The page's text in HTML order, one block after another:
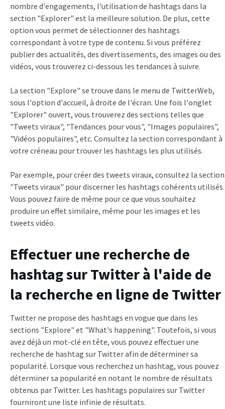
nombre d'engagements, l'utilisation de hashtags dans la
section "Explorer" est la meilleure solution. De plus, cette
option vous permet de sélectionner des hashtags
correspondant à votre type de contenu. Si vous préférez
publier des actualités, des divertissements, des images ou des
vidéos, vous trouverez ci-dessous les tendances à suivre.
La section "Explore" se trouve dans le menu de TwitterWeb,
sous l'option d'accueil, à droite de l'écran. Une fois l'onglet
"Explorer" ouvert, vous trouverez des sections telles que
"Tweets viraux", "Tendances pour vous", "Images populaires",
"Vidéos populaires", etc. Consultez la section correspondant à
votre créneau pour trouver les hashtags les plus utilisés.
Par exemple, pour créer des tweets viraux, consultez la section
"Tweets viraux" pour discerner les hashtags cohérents utilisés.
Vous pouvez faire de même pour ce que vous souhaitez
produire un effet similaire, même pour les images et les
tweets vidéo.
Effectuer une recherche de
hashtag sur Twitter à l'aide de
la recherche en ligne de Twitter
Twitter ne propose des hashtags en vogue que dans les
sections "Explore" et "What's happening". Toutefois, si vous
avez déjà un mot-clé en tête, vous pouvez effectuer une
recherche de hashtag sur Twitter afin de déterminer sa
popularité. Lorsque vous recherchez un hashtag, vous pouvez
déterminer sa popularité en notant le nombre de résultats
obtenus par Twitter. Les hashtags populaires sur Twitter
fourniront une liste infinie de résultats.